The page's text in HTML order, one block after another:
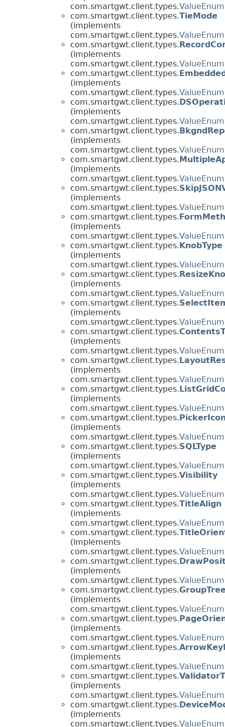
com.smartgwt.client.types.ValueEnum
com.smartgwt.client.types.TieMode
(implements
com.smartgwt.client.types.ValueEnum
com.smartgwt.client.types.
(implements
com.smartgwt.client.types.ValueEnum
com.smartgwt.client.types.
(implements
com.smartgwt.client.types.ValueEnum
com.smartgwt.client.types.
(implements
com.smartgwt.client.types.ValueEnum
com.smartgwt.client.types.
(implements
com.smartgwt.client.types.ValueEnum
com.smartgwt.client.types.
(implements
com.smartgwt.client.types.ValueEnum
com.smartgwt.client.types.
(implements
com.smartgwt.client.types.ValueEnum
com.smartgwt.client.types.
(implements
com.smartgwt.client.types.ValueEnum
com.smartgwt.client.types.KnobType
(implements
com.smartgwt.client.types.ValueEnum
com.smartgwt.client.types.
(implements
com.smartgwt.client.types.ValueEnum
com.smartgwt.client.types.
(implements
com.smartgwt.client.types.ValueEnum
com.smartgwt.client.types.
(implements
com.smartgwt.client.types.ValueEnum
com.smartgwt.client.types.
(implements
com.smartgwt.client.types.ValueEnum
com.smartgwt.client.types.
(implements
com.smartgwt.client.types.ValueEnum
com.smartgwt.client.types.
(implements
com.smartgwt.client.types.ValueEnum
com.smartgwt.client.types.SQLType
(implements
com.smartgwt.client.types.ValueEnum
com.smartgwt.client.types.Visibility
(implements
com.smartgwt.client.types.ValueEnum
com.smartgwt.client.types.TitleAlign
(implements
com.smartgwt.client.types.ValueEnum
com.smartgwt.client.types.
(implements
com.smartgwt.client.types.ValueEnum
com.smartgwt.client.types.
(implements
com.smartgwt.client.types.ValueEnum
com.smartgwt.client.types.
(implements
com.smartgwt.client.types.ValueEnum
com.smartgwt.client.types.
(implements
com.smartgwt.client.types.ValueEnum
com.smartgwt.client.types.
(implements
com.smartgwt.client.types.ValueEnum
com.smartgwt.client.types.
(implements
com.smartgwt.client.types.ValueEnum
com.smartgwt.client.types.
(implements
com.smartgwt.client.types.ValueEnum